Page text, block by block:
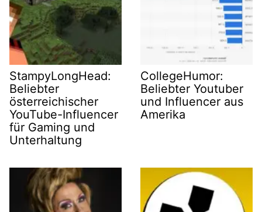
StampyLongHead:
Beliebter
österreichischer
YouTube-Influencer
für Gaming und
Unterhaltung
CollegeHumor:
Beliebter Youtuber
und Influencer aus
Amerika